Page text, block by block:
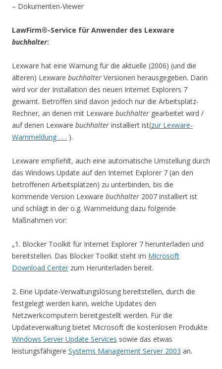
– Dokumenten-Viewer
LawFirm®-Service für Anwender des Lexware
buchhalter:
Lexware hat eine Warnung für die aktuelle (2006) (und die
älteren) Lexware buchhalter Versionen herausgegeben. Darin
wird vor der Installation des neuen Internet Explorers 7
gewarnt. Betroffen sind davon jedoch nur die Arbeitsplatz-
Rechner, an denen mit Lexware buchhalter gearbeitet wird /
auf denen Lexware buchhalter installiert ist(zur Lexware-
Warnmeldung . . . ).
Lexware empfiehlt, auch eine automatische Umstellung durch
das Windows Update auf den Internet Explorer 7 (an den
betroffenen Arbeitsplätzen) zu unterbinden, bis die
kommende Version Lexware buchhalter 2007 installiert ist
und schlägt in der o.g. Warnmeldung dazu folgende
Maßnahmen vor:
„1. Blocker Toolkit für Internet Explorer 7 herunterladen und
bereitstellen. Das Blocker Toolkit steht im Microsoft
Download Center zum Herunterladen bereit.
2. Eine Update-Verwaltungslösung bereitstellen, durch die
festgelegt werden kann, welche Updates den
Netzwerkcomputern bereitgestellt werden. Für die
Updateverwaltung bietet Microsoft die kostenlosen Produkte
Windows Server Update Services sowie das etwas
leistungsfähigere Systems Management Server 2003 an.